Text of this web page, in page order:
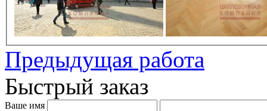
Предыдущая работа
Быстрый заказ
Ваше имя